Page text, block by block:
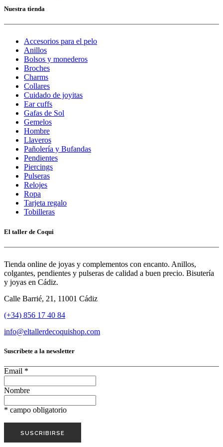
Nuestra tienda
Accesorios para el pelo
Anillos
Bolsos y monederos
Broches
Charms
Collares
Cuidado de joyitas
Ear cuffs
Gafas de Sol
Gemelos
Hombre
Llaveros
Pañolería y Bufandas
Pendientes
Piercings
Pulseras
Relojes
Ropa
Tarjeta regalo
Tobilleras
El taller de Coqui
Tienda online de joyas y complementos con encanto. Anillos,
colgantes, pendientes y pulseras de calidad a buen precio. Bisutería
y joyas en Cádiz.
Calle Barrié, 21, 11001 Cádiz
(+34) 856 17 40 84
info@eltallerdecoquishop.com
Suscríbete a la newsletter
Email *
Nombre
* campo obligatorio